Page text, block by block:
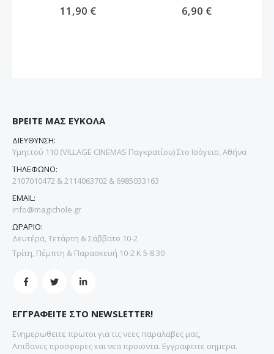
11,90 € 6,90 €
ΒΡΕΙΤΕ ΜΑΣ ΕΥΚΟΛΑ
ΔΙΕΥΘΥΝΣΗ:
Υμηττού 110 (VILLAGE CINEMAS Παγκρατίου) Στο Ισόγειο, Αθήνα
ΤΗΛΕΦΩΝΟ:
2107010472 & 2114063702 & 6985033163
EMAIL:
info@magichole.gr
ΩΡΑΡΙΟ:
Δευτέρα, Τετάρτη & Σάββατο 10-2
Τρίτη, Πέμπτη & Παρασκευή 10-2 Κ 5-8.30
ΕΓΓΡΑΦΕΙΤΕ ΣΤΟ NEWSLETTER!
Ενημερωθειτε πρωτοι για τις νεες παραλαβες μας,
Απιθανες προσφορες και νεα προιοντα. Εγγραφειτε σημερα.